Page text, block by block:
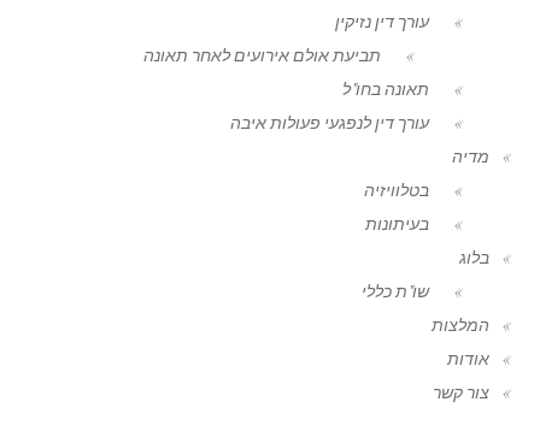
עורך דין נזיקין
תביעת אולם אירועים לאחר תאונה
תאונה בחו"ל
עורך דין לנפגעי פעולות איבה
מדיה
בטלוויזיה
בעיתונות
בלוג
שו"ת כללי
המלצות
אודות
צור קשר